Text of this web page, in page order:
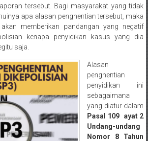
Gunung
Kulonprogo/
tersebut. Bagi masyarakat yang tidak
apa alasan penghentian tersebut, maka
memberikan pandangan yang negatif
kenapa penyidikan kasus yang dia
saja.
Alasan
penghentian
penyidikan ini
sebagaimana
yang diatur dalam
Pasal 109 ayat 2
Undang-undang
Nomor 8 Tahun